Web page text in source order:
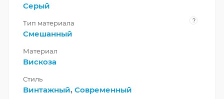
Серый
Тип материала ?
Смешанный
Материал
Вискоза
Стиль
Винтажный, Современный